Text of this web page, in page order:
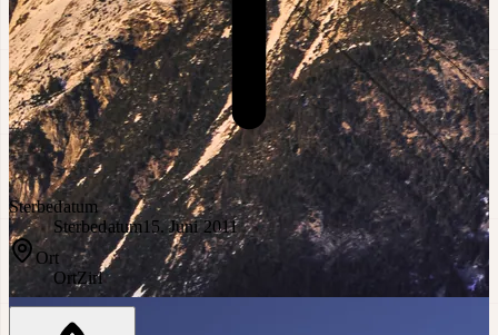
Sterbedatum
Sterbedatum15. Juni 2011
Ort
OrtZirl